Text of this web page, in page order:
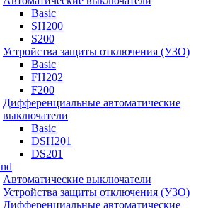
Basic
SH200
S200
Устройства защиты отключения (УЗО)
Basic
FH202
F200
Дифференциальные автоматические
выключатели
Basic
DSH201
DS201
Автоматические выключатели
Устройства защиты отключения (УЗО)
Дифференциальные автоматические